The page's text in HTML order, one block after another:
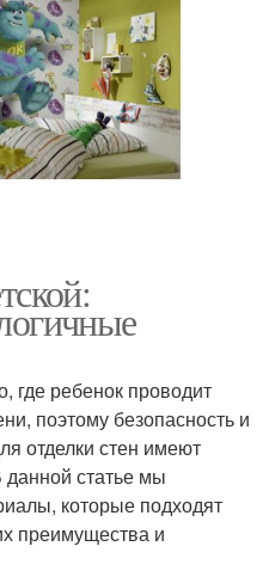
где ребенок проводит
поэтому безопасность и
отделки стен имеют
статье мы
которые подходят
преимущества и